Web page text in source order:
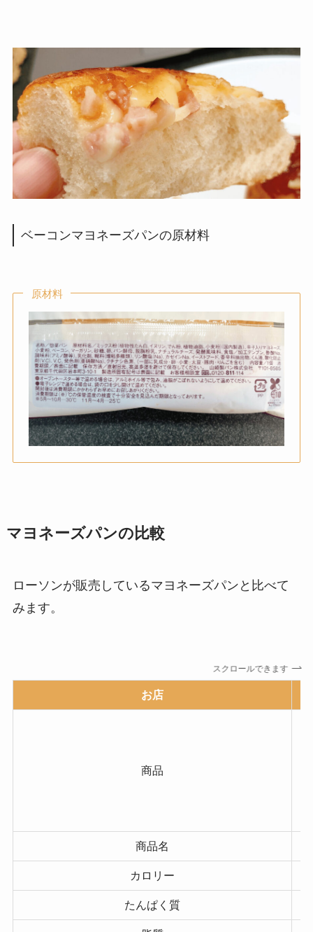
ベーコンマヨネーズパンの原材料
原材料
マヨネーズパンの比較
ローソンが販売しているマヨネーズパンと比べて
みます。
スクロールできます
お店
商品
商品名
カロリー
たんぱく質